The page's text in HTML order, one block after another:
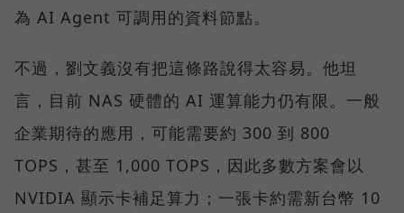
為 AI Agent 可調用的資料節點。
不過，劉文義沒有把這條路說得太容易。他坦
言，目前 NAS 硬體的 AI 運算能力仍有限。一般
企業期待的應用，可能需要約 300 到 800
TOPS，甚至 1,000 TOPS，因此多數方案會以
NVIDIA 顯示卡補足算力；一張卡約需新台幣 10